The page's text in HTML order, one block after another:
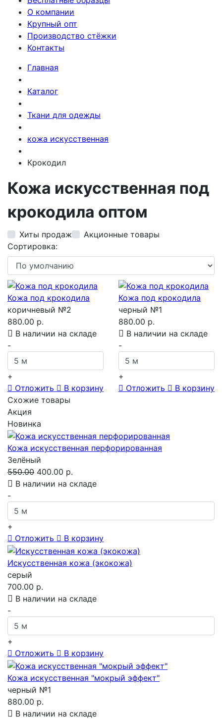
О компании
Крупный опт
Производство стёжки
Контакты
Главная
Каталог
Ткани для одежды
кожа искусственная
Крокодил
Кожа искусственная под
крокодила оптом
Хиты продаж
Акционные товары
Сортировка:
Кожа под крокодила
коричневый №2
880.00 р.
В наличии на складе
-
+
Отложить
В корзину
Кожа под крокодила
черный №1
880.00 р.
В наличии на складе
-
+
Отложить
В корзину
Схожие товары
Акция
Новинка
Кожа искусственная перфорированная
Зелёный
550.00 400.00 р.
В наличии на складе
-
+
Отложить
В корзину
Искусственная кожа (экокожа)
серый
700.00 р.
В наличии на складе
-
+
Отложить
В корзину
Кожа искусственная "мокрый эффект"
черный №1
880.00 р.
В наличии на складе